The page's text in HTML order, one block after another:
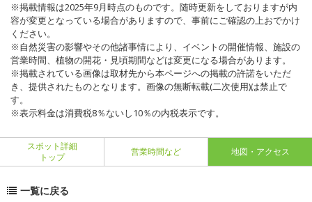
※掲載情報は2025年9月時点のものです。随時更新をしておりますが内
容が変更となっている場合がありますので、事前にご確認の上おでかけ
ください。
※自然災害の影響やその他諸事情により、イベントの開催情報、施設の
営業時間、植物の開花・見頃期間などは変更になる場合があります。
※掲載されている画像は取材先から本ページへの掲載の許諾をいただ
き、提供されたものとなります。画像の無断転載(二次使用)は禁止で
す。
※表示料金は消費税8％ないし10％の内税表示です。
スポット詳細
トップ
営業時間など 地図・アクセス
一覧に戻る